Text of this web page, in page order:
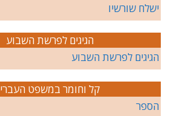
ישלח שורשיו
הגיגים לפרשת השבוע
הגיגים לפרשת השבוע
קל וחומר במשפט העברי
הספר